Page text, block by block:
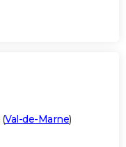
(Val-de-Marne)